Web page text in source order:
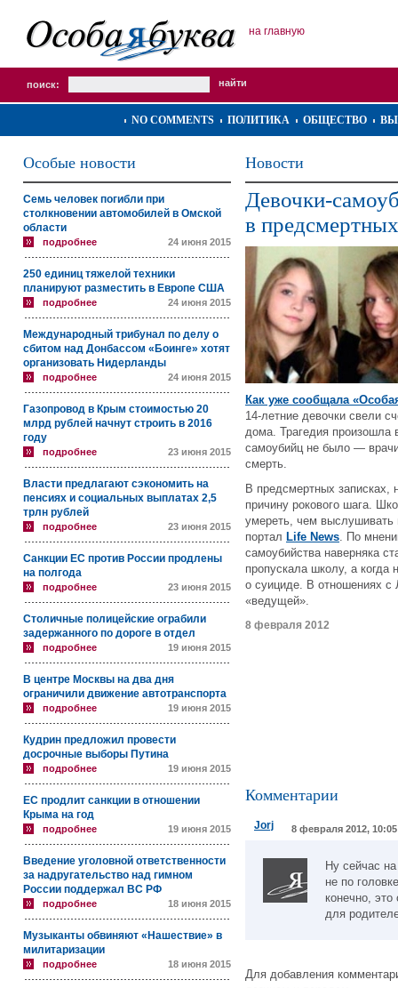
на главную
поиск:
NO COMMENTS ПОЛИТИКА ОБЩЕСТВО
Особые новости
Семь человек погибли при
столкновении автомобилей в Омской
области
подробнее 24 июня 2015
250 единиц тяжелой техники
планируют разместить в Европе США
подробнее 24 июня 2015
Международный трибунал по делу о
сбитом над Донбассом «Боинге» хотят
организовать Нидерланды
подробнее 24 июня 2015
Газопровод в Крым стоимостью 20
млрд рублей начнут строить в 2016
году
подробнее 23 июня 2015
Власти предлагают сэкономить на
пенсиях и социальных выплатах 2,5
трлн рублей
подробнее 23 июня 2015
Санкции ЕС против России продлены
на полгода
подробнее 23 июня 2015
Столичные полицейские ограбили
задержанного по дороге в отдел
подробнее 19 июня 2015
В центре Москвы на два дня
ограничили движение автотранспорта
подробнее 19 июня 2015
Кудрин предложил провести
досрочные выборы Путина
подробнее 19 июня 2015
ЕС продлит санкции в отношении
Крыма на год
подробнее 19 июня 2015
Введение уголовной ответственности
за надругательство над гимном
России поддержал ВС РФ
подробнее 18 июня 2015
Музыканты обвиняют «Нашествие» в
милитаризации
подробнее 18 июня 2015
Новости
Девочки-
в
Как уже сообщала
14-летние девочки свели
дома. Трагедия
самоубийц не было —
смерть.
В предсмертных записках,
причину рокового шага.
умереть, чем выслушивать
портал Life News. По
самоубийства наверняка
пропускала школу, а когда
о суициде. В отношениях с
«ведущей».
8 февраля 2012
Комментарии
Jorj 8 февраля 2012, 10:05
Ну сейчас
не по
конечно,
для
Для добавления